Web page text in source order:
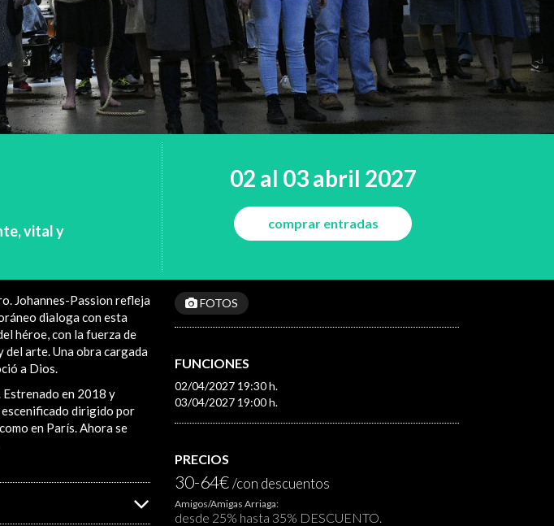
vital y
02 al 03 abril 2027
comprar entradas
Johannes-Passion refleja
dialoga con esta
héroe, con la fuerza de
del arte. Una obra cargada
a Dios.
Estrenado en 2018 y
dirigido por
en París. Ahora se
FOTOS
FUNCIONES
02/04/2027 19:30 h.
03/04/2027 19:00 h.
PRECIOS
30-64€/con descuentos
Amigos/Amigas Arriaga:
desde 25% hasta 35% DESCUENTO.